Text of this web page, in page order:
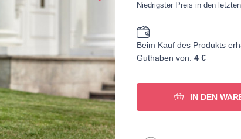
Niedrigster Preis in den
Beim Kauf des Produkts
Guthaben von: 4 €
IN DEN